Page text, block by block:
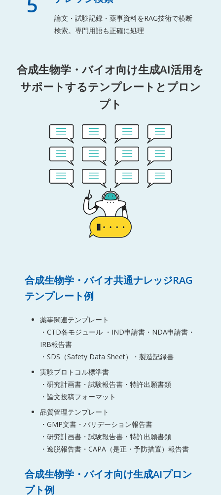
論文・試験記録・薬事資料をRAG技術で横断
検索。専門用語も正確に処理
合成生物学・バイオ向け生成AI活用を
サポートするテンプレートとプロン
プト
合成生物学・バイオ共通ナレッジRAG
テンプレート例
薬事関連テンプレート
・CTD各モジュール ・IND申請書・NDA申請書・
IRB報告書
・SDS（Safety Data Sheet）・製造記録書
実験プロトコル標準書
・研究計画書・試験報告書・特許出願書類
・論文投稿フォーマット
品質管理テンプレート
・GMP文書・バリデーション報告書
・研究計画書・試験報告書・特許出願書類
・逸脱報告書・CAPA（是正・予防措置）報告書
合成生物学・バイオ向け生成AIプロン
プト例